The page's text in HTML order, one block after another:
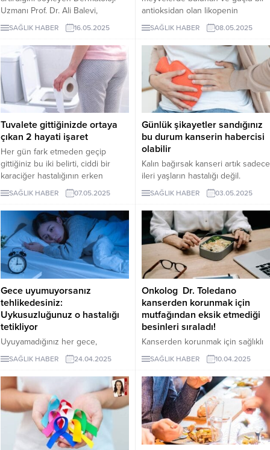
Uzmanı Prof. Dr. Ali Balevi,
“Özellikle açık tenli, dövmesi olan
ve 18 yaş altı bireylerin
solaryumdan kesinlikle uzak
durması gerekiyor” dedi.
SAĞLIK HABER 16.05.2025
antioksidan olan likopenin
özellikle kanser ve kalp
hastalıklarına karşı koruyucu
etkisiyle öne çıktığını belirtti.
SAĞLIK HABER 08.05.2025
Tuvalete gittiğinizde ortaya
çıkan 2 hayati işaret
Her gün fark etmeden geçip
gittiğiniz bu iki belirti, ciddi bir
karaciğer hastalığının erken
habercisi olabilir. Bu sinyallere
SAĞLIK HABER 07.05.2025
Günlük şikayetler sandığınız
bu durum kanserin habercisi
olabilir
Kalın bağırsak kanseri artık sadece
ileri yaşların hastalığı değil.
Ondokuz Mayıs Üniversitesi
(OMÜ) Tıp Fakültesi'nden Doç. Dr.
İsmail Alper Tarım, özellikle 50 yaş
üzeri bireylerin gaitada gizli kan
testi ve kolonoskopiyi ihmal
etmemesi gerektiğini vurguladı.
SAĞLIK HABER 03.05.2025
Gece uyumuyorsanız
tehlikedesiniz:
Uykusuzluğunuz o hastalığı
tetikliyor
Uyuyamadığınız her gece,
vücudunuz savunmasız hale
geliyor olabilir mi? Uykusuzluk
sadece yorgunluk değil, bağışıklık
sisteminizin çökmesine ve hatta
kanser riskinizin artmasına neden
olabilir.
SAĞLIK HABER 24.04.2025
Onkolog Dr. Toledano
kanserden korunmak için
mutfağından eksik etmediği
besinleri sıraladı!
Kanserden korunmak için sağlıklı
beslenmenin önemi her geçen
gün daha çok anlaşılırken,
Onkolog Dr. Toledano,
mutfağından eksik etmediği ve
kansere karşı koruma sağladığı
düşünülen besinleri açıkladı.
SAĞLIK HABER 10.04.2025